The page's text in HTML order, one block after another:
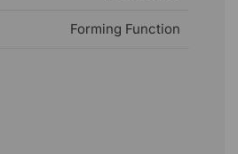
Forming Function